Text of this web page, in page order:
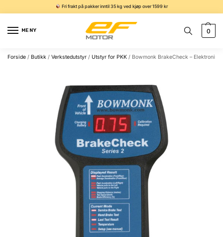
Fri frakt på pakker inntil 35 kg ved kjøp over 1599 kr
MENY 0
Forside / Butikk / Verkstedutstyr / Utstyr for PKK / Bowmonk BrakeCheck –